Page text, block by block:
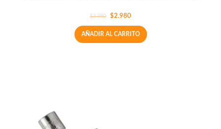
$3.980 $2.980
AÑADIR AL CARRITO